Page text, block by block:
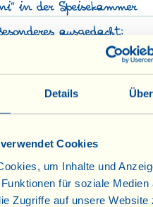
Details
Cookies
um Inhalte und
für soziale Medien
Zugriffe auf unsere Website
in der Speisekammer
ausgedacht:
Extravergine-Eis.
eingeladen -